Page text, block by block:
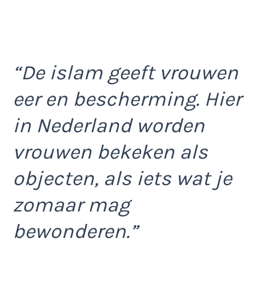
“De islam geeft vrouwen
eer en bescherming. Hier
in Nederland worden
vrouwen bekeken als
objecten, als iets wat je
zomaar mag
bewonderen.”